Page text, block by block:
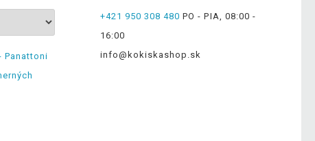
Panattoni
+421 950 308 480 PO - PIA, 08:00 -
16:00
info@kokiskashop.sk